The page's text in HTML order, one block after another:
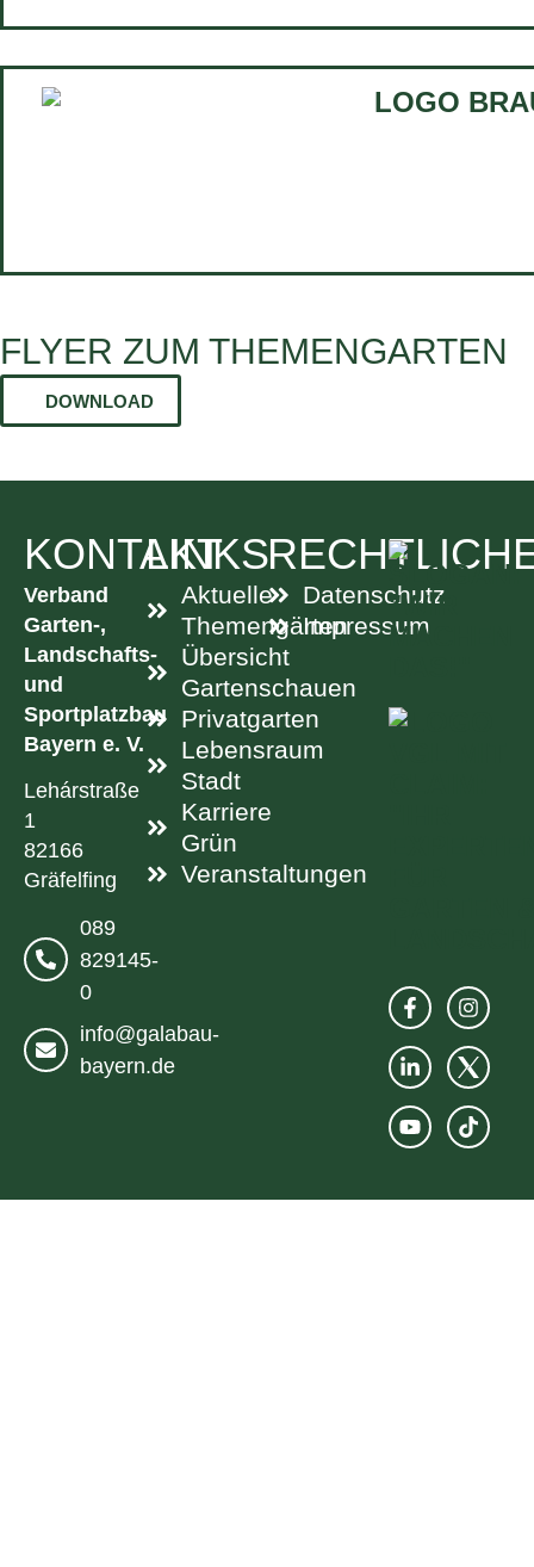
FLYER ZUM THEMENGARTEN
DOWNLOAD
KONTAKT
Verband
Garten-,
Landschafts-
und
Sportplatzbau
Bayern e. V.
Lehárstraße
1
82166
Gräfelfing
089
829145-
0
info@galabau-
bayern.de
LINKS
Aktuelle
Themengärten
Übersicht
Gartenschauen
Privatgarten
Lebensraum
Stadt
Karriere
Grün
Veranstaltungen
Datenschutz
Impressum